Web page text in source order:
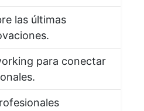
las últimas
para conectar